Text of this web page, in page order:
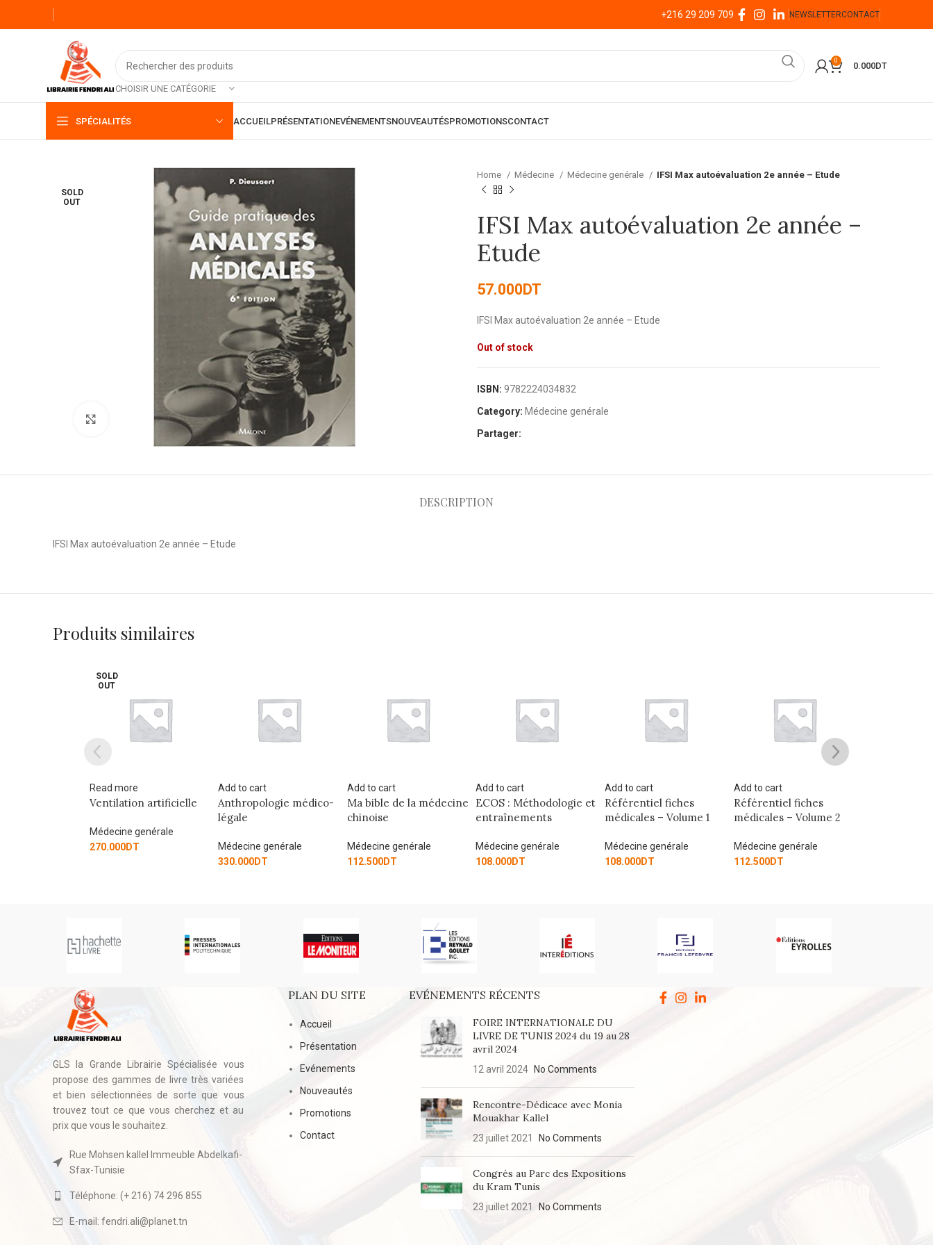
+216 29 209 709 NEWSLETTERCONTACT
CHOISIR UNE CATÉGORIE
0
0.000DT
SPÉCIALITÉS ACCUEILPRÉSENTATIONEVÉNEMENTSNOUVEAUTÉSPROMOTIONSCONTACT
SOLD
OUT
Click to enlarge
Home Médecine Médecine genérale IFSI Max autoévaluation 2e année – Etude
IFSI Max autoévaluation 2e année –
Etude
57.000DT
IFSI Max autoévaluation 2e année – Etude
Out of stock
ISBN: 9782224034832
Category: Médecine genérale
Partager:
DESCRIPTION
IFSI Max autoévaluation 2e année – Etude
Produits similaires
Add to cart
Anthropologie médico-
Médecine genérale
Add to cart
Ma bible de la médecine
chinoise
Médecine genérale
112.500DT
Add to cart
ECOS : Méthodologie et
entraînements
Médecine genérale
108.000DT
Add to cart
Référentiel fiches
médicales – Volume 1
Médecine genérale
108.000DT
Add to cart
Référentiel fiches
médicales – Volume 2
Médecine genérale
112.500DT
Add to cart
Référentiel fiches
médicales – Volume 3
Médecine genérale
126.000DT
GLS la Grande Librairie Spécialisée vous
propose des gammes de livre très variées
et bien sélectionnées de sorte que vous
trouvez tout ce que vous cherchez et au
prix que vous le souhaitez.
Rue Mohsen kallel Immeuble Abdelkafi-
Sfax-Tunisie
Téléphone: (+ 216) 74 296 855
E-mail: fendri.ali@planet.tn
PLAN DU SITE
Accueil
Présentation
Evénements
Nouveautés
Promotions
Contact
EVÉNEMENTS RÉCENTS
FOIRE INTERNATIONALE DU
LIVRE DE TUNIS 2024 du 19 au 28
avril 2024
12 avril 2024 No Comments
Rencontre-Dédicace avec Monia
Mouakhar Kallel
23 juillet 2021 No Comments
Congrès au Parc des Expositions
du Kram Tunis
23 juillet 2021 No Comments